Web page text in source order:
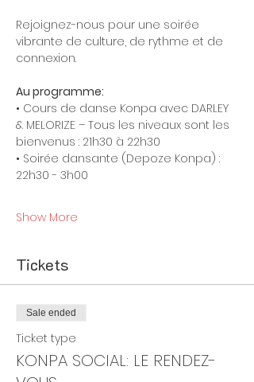
Rejoignez-nous pour une soirée
vibrante de culture, de rythme et de
connexion.
Au programme:
• Cours de danse Konpa avec DARLEY
& MELORIZE – Tous les niveaux sont les
bienvenus : 21h30 à 22h30
• Soirée dansante (Depoze Konpa) :
22h30 - 3h00
Show More
Tickets
Sale ended
Ticket type
KONPA SOCIAL: LE RENDEZ-